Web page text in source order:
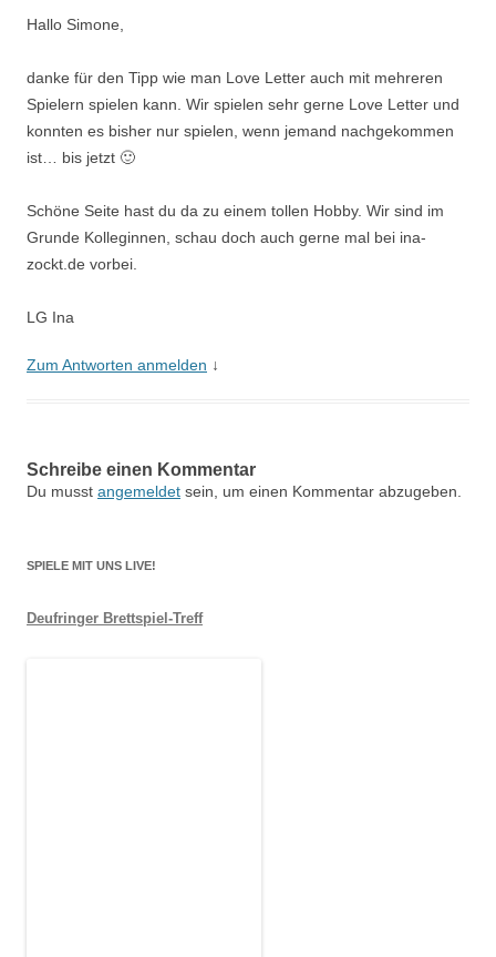
Hallo Simone,
danke für den Tipp wie man Love Letter auch mit mehreren
Spielern spielen kann. Wir spielen sehr gerne Love Letter und
konnten es bisher nur spielen, wenn jemand nachgekommen
ist… bis jetzt 🙂
Schöne Seite hast du da zu einem tollen Hobby. Wir sind im
Grunde Kolleginnen, schau doch auch gerne mal bei ina-
zockt.de vorbei.
LG Ina
Zum Antworten anmelden ↓
Schreibe einen Kommentar
Du musst angemeldet sein, um einen Kommentar abzugeben.
SPIELE MIT UNS LIVE!
Deufringer Brettspiel-Treff